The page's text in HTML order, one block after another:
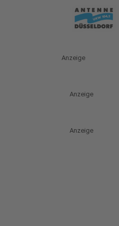
Anzeige
Anzeige
Anzeige